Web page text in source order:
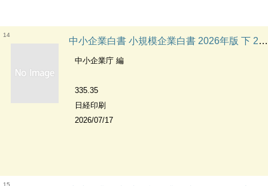
14
中小企業白書 小規模企業白書 2026年版 下 2026-2 小規模事業者の経営リテラシー向上と企業間連携による事業の維持・拡大
中小企業庁 編
335.35
日経印刷
2026/07/17